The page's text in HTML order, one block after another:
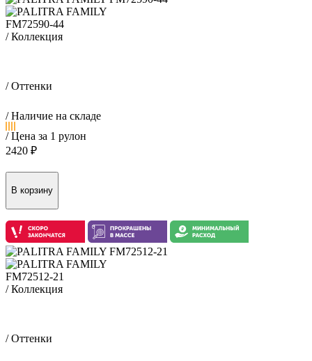
FM72590-44
/ Коллекция
/ Оттенки
/ Наличие на складе
/ Цена за 1 рулон
2420 ₽
FM72512-21
/ Коллекция
/ Оттенки